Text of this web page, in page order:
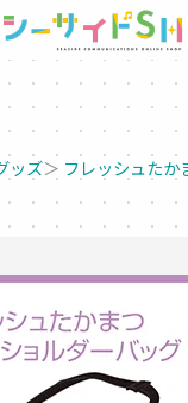
ッズ＞ フレッシュたか